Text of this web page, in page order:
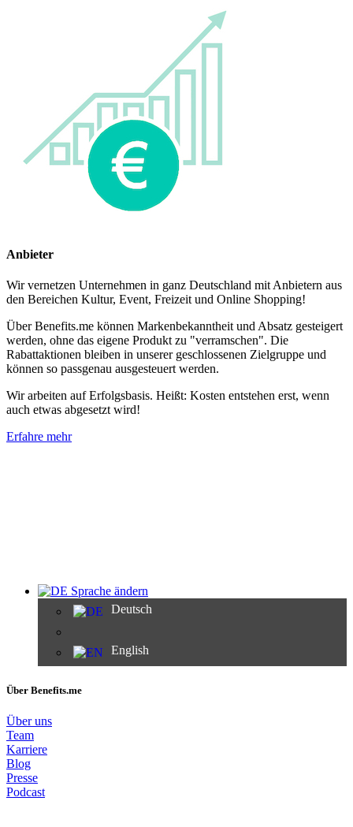
Anbieter
Wir vernetzen Unternehmen in ganz Deutschland mit Anbietern aus
den Bereichen Kultur, Event, Freizeit und Online Shopping!
Über Benefits.me können Markenbekanntheit und Absatz gesteigert
werden, ohne das eigene Produkt zu "verramschen". Die
Rabattaktionen bleiben in unserer geschlossenen Zielgruppe und
können so passgenau ausgesteuert werden.
Wir arbeiten auf Erfolgsbasis. Heißt: Kosten entstehen erst, wenn
auch etwas abgesetzt wird!
Erfahre mehr
Sprache ändern
Deutsch
English
Über Benefits.me
Über uns
Team
Karriere
Blog
Presse
Podcast